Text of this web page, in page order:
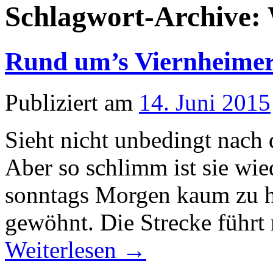
Schlagwort-Archive:
Rund um’s
Publiziert am 14. Juni 2015
Sieht nicht unbedingt nach
Aber so schlimm ist sie
sonntags Morgen kaum zu
gewöhnt. Die Strecke
Weiterlesen →